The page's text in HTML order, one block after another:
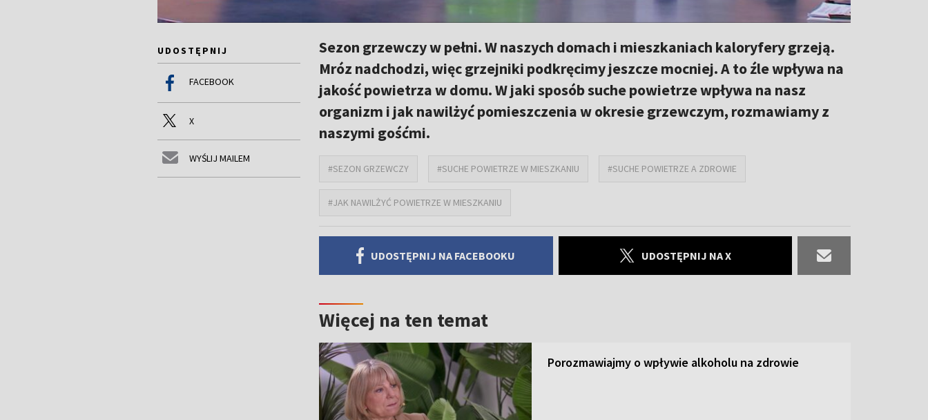
UDOSTĘPNIJ
FACEBOOK
X
WYŚLIJ MAILEM
Sezon grzewczy w pełni. W naszych domach i mieszkaniach kaloryfery grzeją.
Mróz nadchodzi, więc grzejniki podkręcimy jeszcze mocniej. A to źle wpływa na
jakość powietrza w domu. W jaki sposób suche powietrze wpływa na nasz
organizm i jak nawilżyć pomieszczenia w okresie grzewczym, rozmawiamy z
naszymi gośćmi.
#SEZON GRZEWCZY #SUCHE POWIETRZE W MIESZKANIU #SUCHE POWIETRZE A ZDROWIE
#JAK NAWILŻYĆ POWIETRZE W MIESZKANIU
UDOSTĘPNIJ NA FACEBOOKU UDOSTĘPNIJ NA X
Więcej na ten temat
Porozmawiajmy o wpływie alkoholu na zdrowie